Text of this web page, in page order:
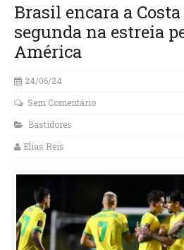
Brasil encara a
segunda na estreia
América
24/06/24
Sem Comentário
Bastidores
Elias Reis